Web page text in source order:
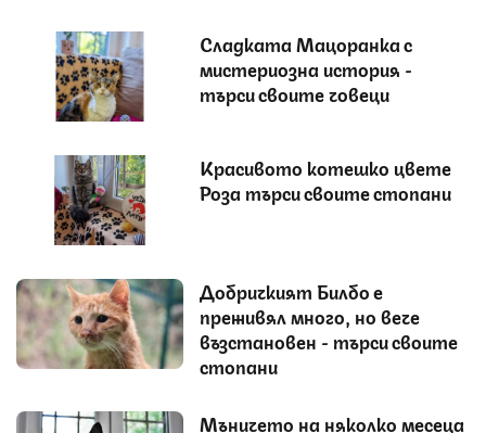
Сладката Мацоранка с
мистериозна история -
търси своите човеци
Красивото котешко цвете
Роза търси своите стопани
Добричкият Билбо е
преживял много, но вече
възстановен - търси своите
стопани
Мъничето на няколко месеца